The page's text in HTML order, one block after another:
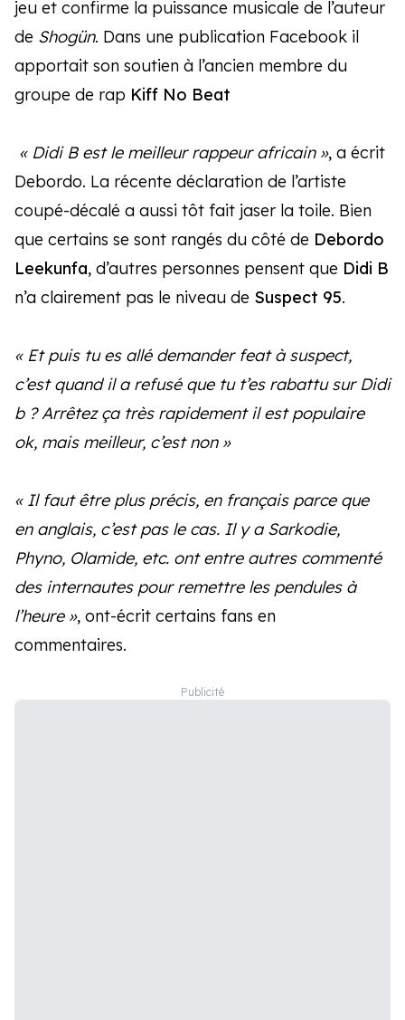
jeu et confirme la puissance musicale de l’auteur
de Shogün. Dans une publication Facebook il
apportait son soutien à l’ancien membre du
groupe de rap Kiff No Beat
« Didi B est le meilleur rappeur africain », a écrit
Debordo. La récente déclaration de l’artiste
coupé-décalé a aussi tôt fait jaser la toile. Bien
que certains se sont rangés du côté de Debordo
Leekunfa, d’autres personnes pensent que Didi B
n’a clairement pas le niveau de Suspect 95.
« Et puis tu es allé demander feat à suspect,
c’est quand il a refusé que tu t’es rabattu sur Didi
b ? Arrêtez ça très rapidement il est populaire
ok, mais meilleur, c’est non »
« Il faut être plus précis, en français parce que
en anglais, c’est pas le cas. Il y a Sarkodie,
Phyno, Olamide, etc. ont entre autres commenté
des internautes pour remettre les pendules à
l’heure », ont-écrit certains fans en
commentaires.